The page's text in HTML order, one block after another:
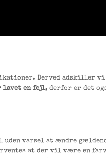
Derved adskiller vi
lavet en fejl, derfor er det
varsel at ændre
forventes at der vil være